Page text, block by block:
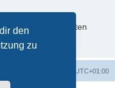
den
zu
deiner Daten
UTC+01:00